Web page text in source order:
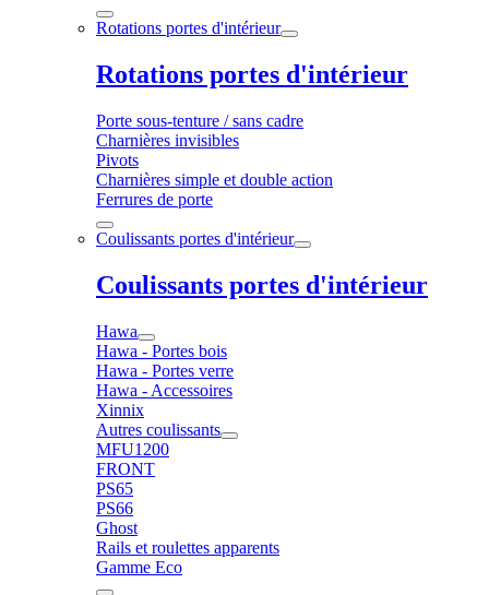
Rotations portes d'intérieur
Rotations portes d'intérieur
Porte sous-tenture / sans cadre
Charnières invisibles
Pivots
Charnières simple et double action
Ferrures de porte
Coulissants portes d'intérieur
Coulissants portes d'intérieur
Hawa
Hawa - Portes bois
Hawa - Portes verre
Hawa - Accessoires
Xinnix
Autres coulissants
MFU1200
FRONT
PS65
PS66
Ghost
Rails et roulettes apparents
Gamme Eco